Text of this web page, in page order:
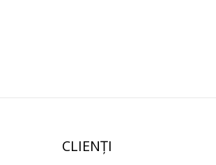
CLIENŢI